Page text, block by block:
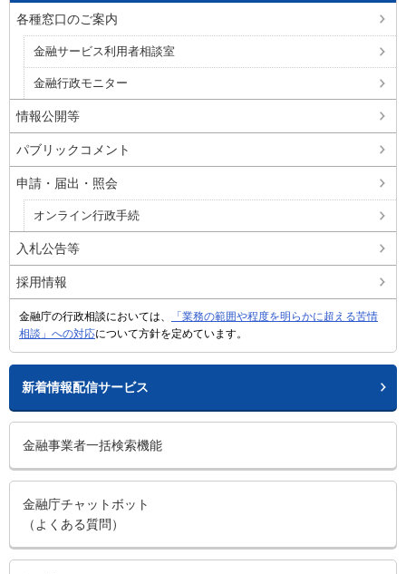
各種窓口のご案内
金融サービス利用者相談室
金融行政モニター
情報公開等
パブリックコメント
申請・届出・照会
オンライン行政手続
入札公告等
採用情報
金融庁の行政相談においては、
「業務の範囲や程度を明らかに超える苦情
相談」への対応について方針を定めています。
新着情報配信サービス
金融事業者一括検索機能
金融庁チャットボット
（よくある質問）